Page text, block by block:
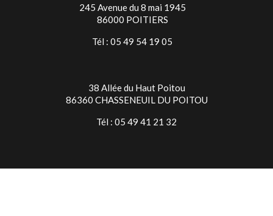
245 Avenue du 8 mai 1945
86000 POITIERS
Tél : 05 49 54 19 05
38 Allée du Haut Poitou
86360 CHASSENEUIL DU POITOU
Tél : 05 49 41 21 32